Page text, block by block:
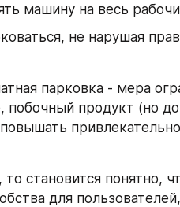
машину на весь
не нарушая
парковка - мера
побочный продукт (но
становится понятно,
для